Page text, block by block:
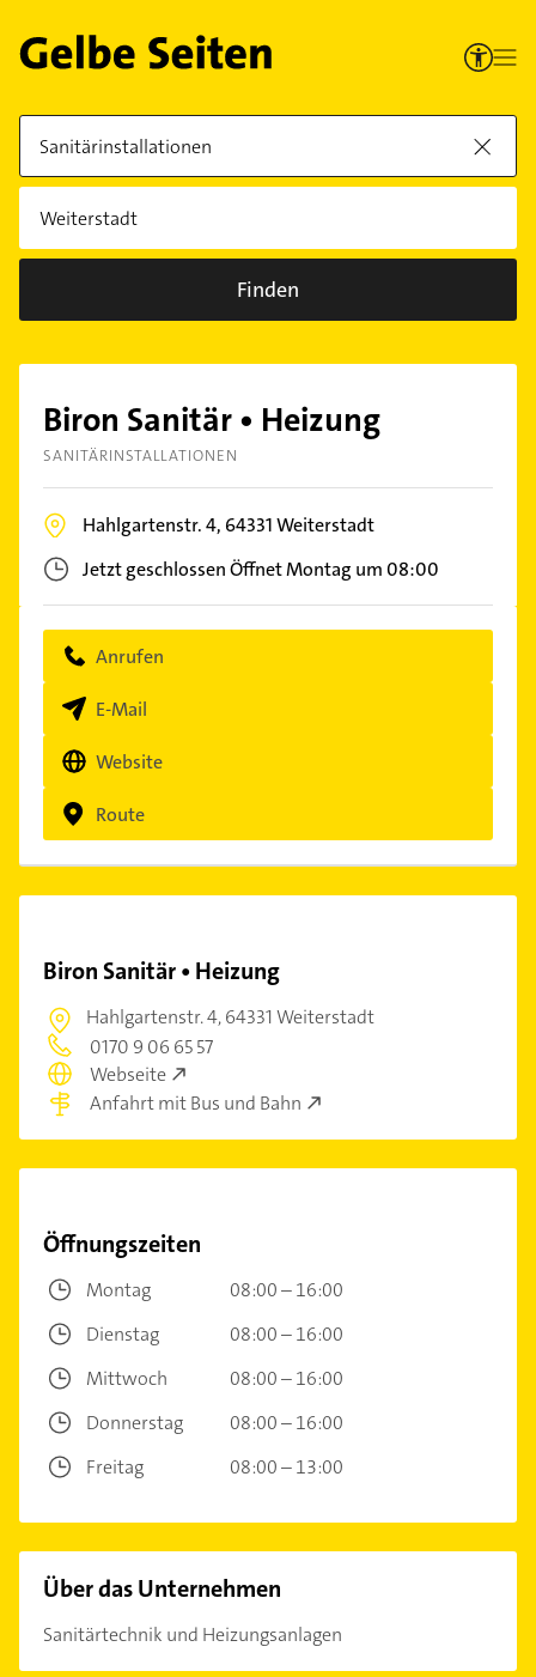
Finden
Biron Sanitär • Heizung
SANITÄRINSTALLATIONEN
Hahlgartenstr. 4, 64331Weiterstadt
Jetzt geschlossenÖffnet Montag um 08:00
Anrufen
E-Mail
Website
Route
Biron Sanitär • Heizung
Hahlgartenstr. 4,64331 Weiterstadt
0170 9 06 65 57
Webseite
Anfahrt mit Bus und Bahn
Öffnungszeiten
Montag
08:00 – 16:00
Dienstag
08:00 – 16:00
Mittwoch
08:00 – 16:00
Donnerstag
08:00 – 16:00
Freitag
08:00 – 13:00
Über das Unternehmen
Sanitärtechnik und Heizungsanlagen